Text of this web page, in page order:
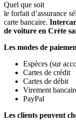
Quel que soit
le forfait d’assurance
carte bancaire.
de voiture en Crète
Les modes de
Espèces (sur
Cartes de crédit
Cartes de débit
Virement
PayPal
Les clients peuvent